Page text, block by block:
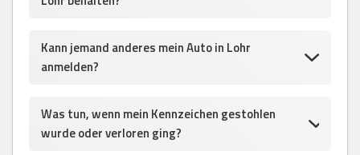
Kann jemand anderes mein Auto in Lohr
anmelden?
Was tun, wenn mein Kennzeichen gestohlen
wurde oder verloren ging?